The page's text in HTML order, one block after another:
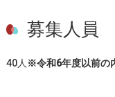
募集人員
40人 ※令和6年度以前の